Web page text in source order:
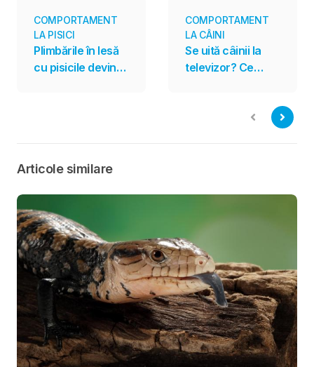
COMPORTAMENT
LA PISICI
Plimbările în lesă
cu pisicile devin
COMPORTAMENT
LA CÂINI
Se uită câinii la
televizor? Ce
Articole similare